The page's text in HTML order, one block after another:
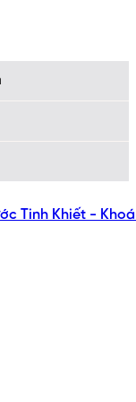
Tinh Khiết -